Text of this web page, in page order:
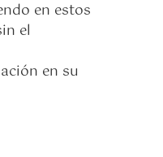
en estos
el
en su